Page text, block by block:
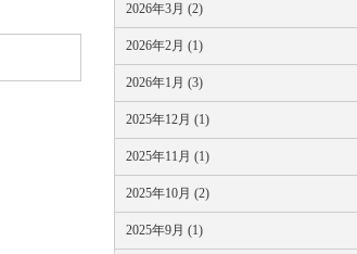
2026年3月 (2)
2026年2月 (1)
2026年1月 (3)
2025年12月 (1)
2025年11月 (1)
2025年10月 (2)
2025年9月 (1)